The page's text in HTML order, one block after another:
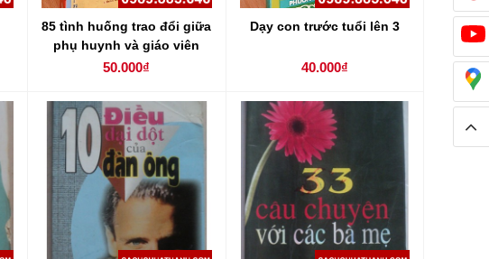
85 tình huống trao đổi giữa
phụ huynh và giáo viên
mầm non
50.000₫
Dạy con trước tuổi lên 3
40.000₫